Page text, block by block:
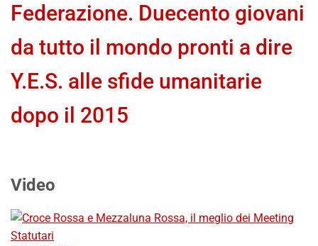
Federazione. Duecento giovani
da tutto il mondo pronti a dire
Y.E.S. alle sfide umanitarie
dopo il 2015
Video